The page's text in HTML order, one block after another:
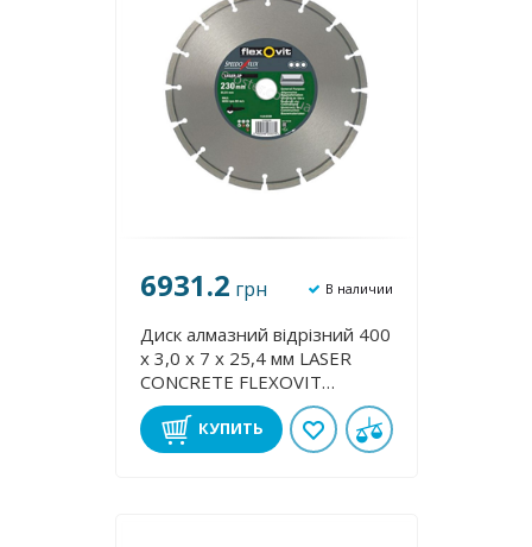
6931.2 грн В наличии
Диск алмазний відрізний 400
х 3,0 х 7 х 25,4 мм LASER
CONCRETE FLEXOVIT
70184626405
КУПИТЬ